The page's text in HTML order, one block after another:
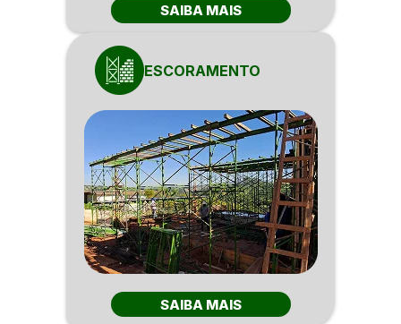
SAIBA MAIS
ESCORAMENTO
SAIBA MAIS